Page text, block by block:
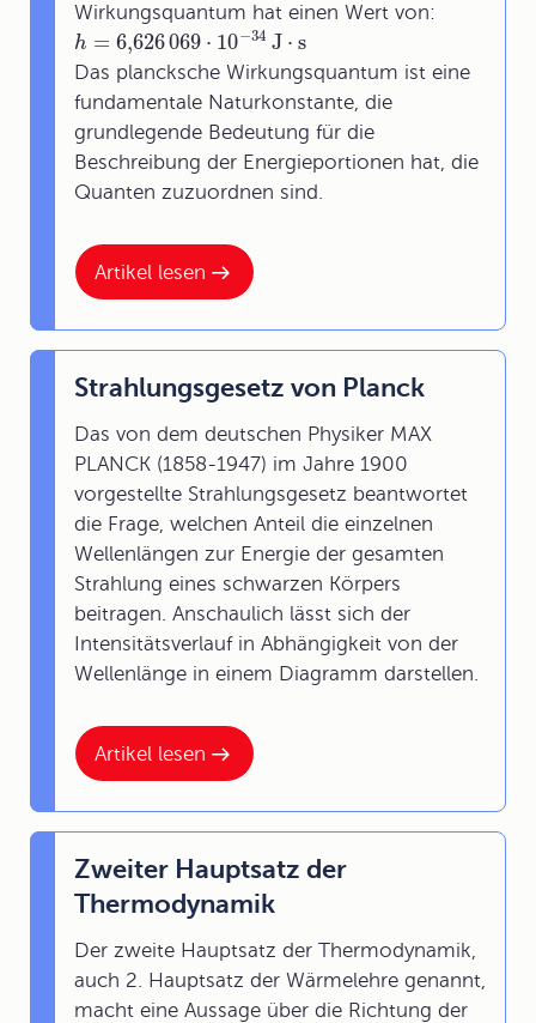
Artikel lesen
Wirkungsquantum hat einen Wert von:
h = 6,626069 ⋅ 10−34 J ⋅ s
Das plancksche Wirkungsquantum ist eine
fundamentale Naturkonstante, die
grundlegende Bedeutung für die
Beschreibung der Energieportionen hat, die
Quanten zuzuordnen sind.
Artikel lesen
Strahlungsgesetz von Planck
Das von dem deutschen Physiker MAX
PLANCK (1858-1947) im Jahre 1900
vorgestellte Strahlungsgesetz beantwortet
die Frage, welchen Anteil die einzelnen
Wellenlängen zur Energie der gesamten
Strahlung eines schwarzen Körpers
beitragen. Anschaulich lässt sich der
Intensitätsverlauf in Abhängigkeit von der
Wellenlänge in einem Diagramm darstellen.
Zweiter Hauptsatz der
Thermodynamik
Der zweite Hauptsatz der Thermodynamik,
auch 2. Hauptsatz der Wärmelehre genannt,
macht eine Aussage über die Richtung der